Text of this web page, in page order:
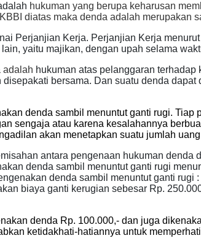
hukuman yang berupa keharusan
diatas maka denda adalah merupakan
Perjanjian Kerja. Perjanjian Kerja menurut
yaitu majikan, dengan upah selama
adalah hukuman atas pelanggaran
bersama. Dan suatu denda dapat
denda sambil menuntut ganti rugi.
sengaja atau karena kesalahannya
akan menetapkan suatu jumlah
antara pengenaan hukuman
denda sambil menuntut ganti rugi
denda sambil menuntut ganti rugi :
biaya ganti kerugian sebesar Rp.
denda Rp. 100.000,- dan juga
ketidakhati-hatiannya untuk